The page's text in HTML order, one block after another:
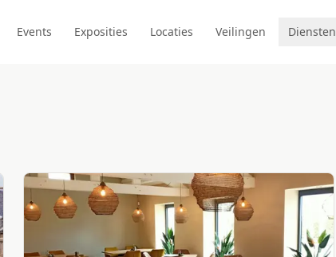
Events Exposities Locaties Veilingen Diensten